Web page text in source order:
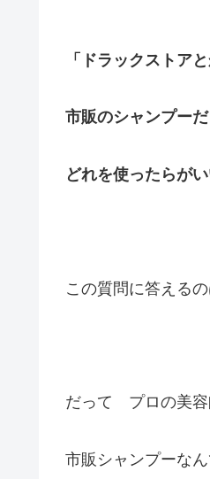
「ドラックストア
市販のシャンプーだ
どれを使ったらがい
この質問に答える
だって プロの美容
市販シャンプーなん